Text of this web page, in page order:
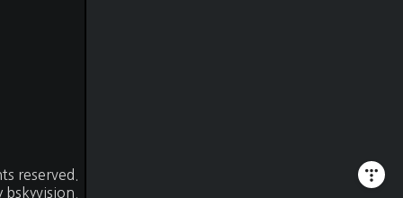
reserved.
bskyvision.